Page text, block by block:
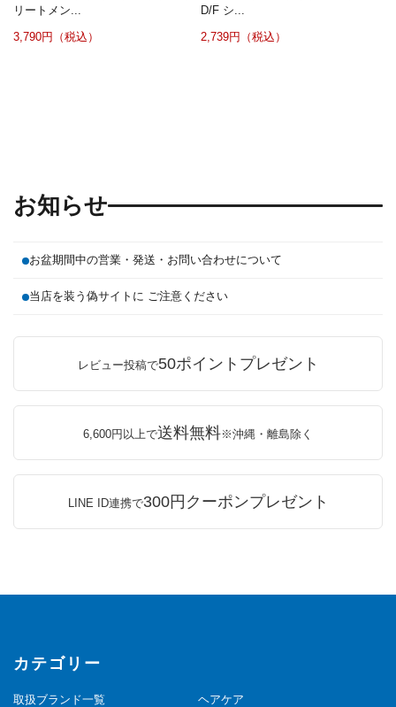
リートメン...
3,790円（税込）
D/F シ...
2,739円（税込）
お知らせ
お盆期間中の営業・発送・お問い合わせについて
当店を装う偽サイトに ご注意ください
レビュー投稿で50ポイントプレゼント
6,600円以上で送料無料※沖縄・離島除く
LINE ID連携で300円クーポンプレゼント
カテゴリー
取扱ブランド一覧 ヘアケア